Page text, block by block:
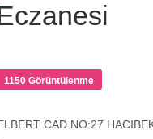
1150 Görüntülenme
CAD.NO:27